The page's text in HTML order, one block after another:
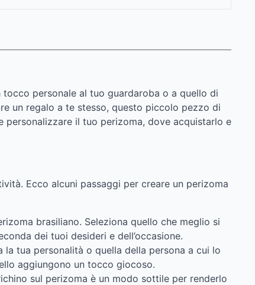
personale al tuo guardaroba o a quello di
un regalo a te stesso, questo piccolo pezzo di
il tuo perizoma, dove acquistarlo e
Ecco alcuni passaggi per creare un perizoma
brasiliano. Seleziona quello che meglio si
dei tuoi desideri e dell’occasione.
tua personalità o quella della persona a cui lo
aggiungono un tocco giocoso.
sul perizoma è un modo sottile per renderlo